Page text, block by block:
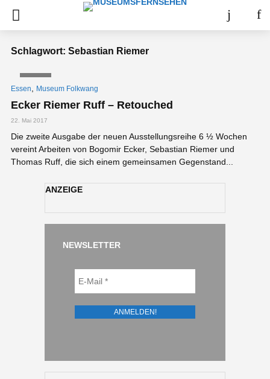
Schlagwort: Sebastian Riemer
Essen Museum Folkwang
Ecker Riemer Ruff – Retouched
22. Mai 2017
Die zweite Ausgabe der neuen Ausstellungsreihe 6 ½ Wochen
vereint Arbeiten von Bogomir Ecker, Sebastian Riemer und
Thomas Ruff, die sich einem gemeinsamen Gegenstand...
ANZEIGE
NEWSLETTER